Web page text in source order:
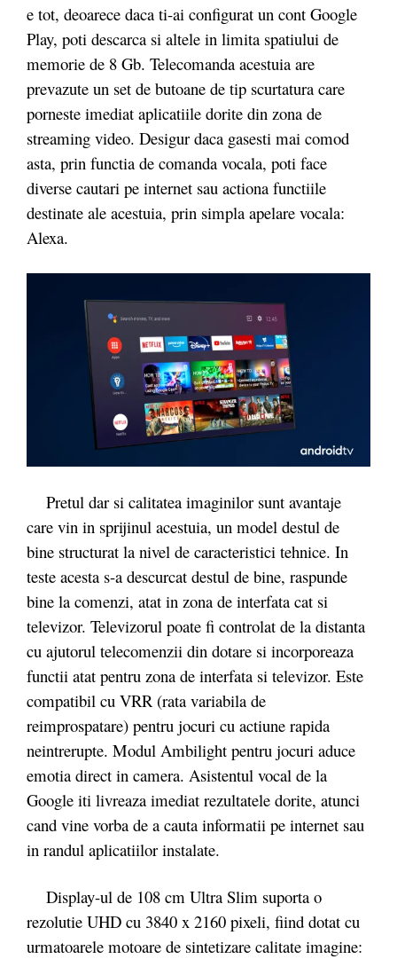
e tot, deoarece daca ti-ai configurat un cont Google
Play, poti descarca si altele in limita spatiului de
memorie de 8 Gb. Telecomanda acestuia are
prevazute un set de butoane de tip scurtatura care
porneste imediat aplicatiile dorite din zona de
streaming video. Desigur daca gasesti mai comod
asta, prin functia de comanda vocala, poti face
diverse cautari pe internet sau actiona functiile
destinate ale acestuia, prin simpla apelare vocala:
Alexa.
Pretul dar si calitatea imaginilor sunt avantaje
care vin in sprijinul acestuia, un model destul de
bine structurat la nivel de caracteristici tehnice. In
teste acesta s-a descurcat destul de bine, raspunde
bine la comenzi, atat in zona de interfata cat si
televizor. Televizorul poate fi controlat de la distanta
cu ajutorul telecomenzii din dotare si incorporeaza
functii atat pentru zona de interfata si televizor. Este
compatibil cu VRR (rata variabila de
reimprospatare) pentru jocuri cu actiune rapida
neintrerupte. Modul Ambilight pentru jocuri aduce
emotia direct in camera. Asistentul vocal de la
Google iti livreaza imediat rezultatele dorite, atunci
cand vine vorba de a cauta informatii pe internet sau
in randul aplicatiilor instalate.
Display-ul de 108 cm Ultra Slim suporta o
rezolutie UHD cu 3840 x 2160 pixeli, fiind dotat cu
urmatoarele motoare de sintetizare calitate imagine: